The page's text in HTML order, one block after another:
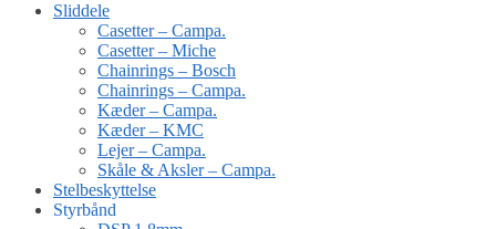
Sliddele
Casetter – Campa.
Casetter – Miche
Chainrings – Bosch
Chainrings – Campa.
Kæder – Campa.
Kæder – KMC
Lejer – Campa.
Skåle & Aksler – Campa.
Stelbeskyttelse
Styrbånd